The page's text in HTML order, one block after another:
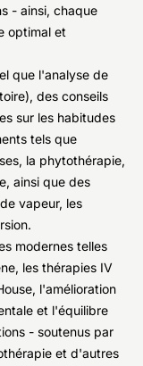
- ainsi, chaque
optimal et
que l'analyse de
des conseils
sur les habitudes
tels que
la phytothérapie,
ainsi que des
vapeur, les
modernes telles
les thérapies IV
l'amélioration
et l'équilibre
- soutenus par
et d'autres